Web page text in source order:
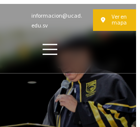
informacion@ucad.
edu.sv
Ver en
mapa